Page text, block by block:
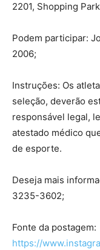
2201, Shopping
Podem participar:
2006;
Instruções: Os
seleção, deverão
responsável legal,
atestado médico
de esporte.
Deseja mais
3235-3602;
Fonte da postagem:
https://